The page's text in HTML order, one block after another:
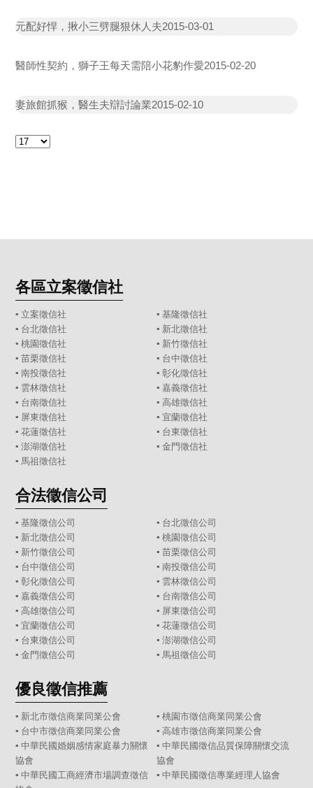
元配好悍，揪小三劈腿狠休人夫2015-03-01
醫師性契約，獅子王每天需陪小花豹作愛2015-02-20
妻旅館抓猴，醫生夫辯討論業2015-02-10
各區立案徵信社
▪ 立案徵信社 ▪ 基隆徵信社
▪ 台北徵信社 ▪ 新北徵信社
▪桃園徵信社 ▪ 新竹徵信社
▪苗栗徵信社 ▪ 台中徵信社
▪南投徵信社 ▪ 彰化徵信社
▪ 雲林徵信社 ▪ 嘉義徵信社
▪ 台南徵信社 ▪ 高雄徵信社
▪ 屏東徵信社 ▪ 宜蘭徵信社
▪花蓮徵信社 ▪ 台東徵信社
▪澎湖徵信社 ▪ 金門徵信社
▪ 馬祖徵信社
合法徵信公司
▪基隆徵信公司 ▪ 台北徵信公司
▪ 新北徵信公司 ▪ 桃園徵信公司
▪ 新竹徵信公司 ▪ 苗栗徵信公司
▪ 台中徵信公司 ▪ 南投徵信公司
▪彰化徵信公司 ▪ 雲林徵信公司
▪嘉義徵信公司 ▪ 台南徵信公司
▪高雄徵信公司 ▪ 屏東徵信公司
▪宜蘭徵信公司 ▪ 花蓮徵信公司
▪ 台東徵信公司 ▪ 澎湖徵信公司
▪金門徵信公司 ▪ 馬祖徵信公司
優良徵信推薦
▪ 新北市徵信商業同業公會
▪ 桃園市徵信商業同業公會
▪ 台中市徵信商業同業公會
▪ 高雄市徵信商業同業公會
▪ 中華民國婚姻感情家庭暴力關懷
協會
▪ 中華民國徵信品質保障關懷交流
協會
▪ 中華民國工商經濟市場調查徵信
▪ 中華民國徵信專業經理人協會